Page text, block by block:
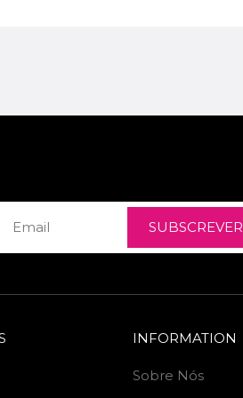
SUBSCREVER
INFORMATION
Sobre Nós